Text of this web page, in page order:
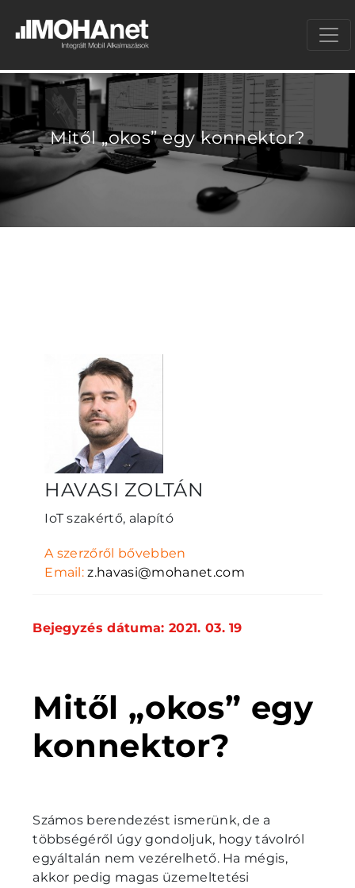
Mitől „okos” egy konnektor?
HAVASI ZOLTÁN
IoT szakértő, alapító
A szerzőről bővebben
Email: z.havasi@mohanet.com
Bejegyzés dátuma: 2021. 03. 19
Mitől „okos” egy
konnektor?
Számos berendezést ismerünk, de a
többségéről úgy gondoljuk, hogy távolról
egyáltalán nem vezérelhető. Ha mégis,
akkor pedig magas üzemeltetési